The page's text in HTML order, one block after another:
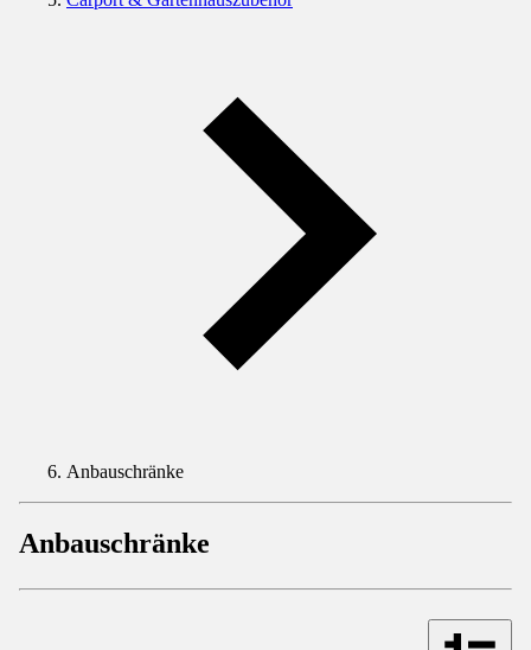
Anbauschränke
Anbauschränke